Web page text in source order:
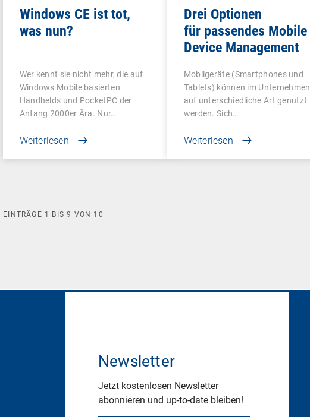
Windows CE ist tot,
was nun?
Wer kennt sie nicht mehr, die auf
Windows Mobile basierten
Handhelds und PocketPC der
Anfang 2000er Ära. Nur…
Weiterlesen
Drei Optionen
für passendes Mobile
Device Management
Mobilgeräte (Smartphones und
Tablets) können im Unternehmen
auf unterschiedliche Art genutzt
werden. Sich…
Weiterlesen
EINTRÄGE 1 BIS9 VON 10
Newsletter
Jetzt kostenlosen Newsletter
abonnieren und up-to-date bleiben!